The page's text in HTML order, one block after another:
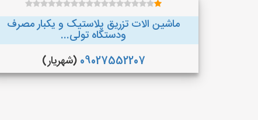
ماشین الات تزریق پلاستیک و یکبار مصرف
ودستگاه تولی...
09027552207 (شهریار)